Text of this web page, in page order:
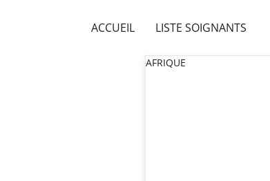
ACCUEIL LISTE SOIGNANTS
AFRIQUE